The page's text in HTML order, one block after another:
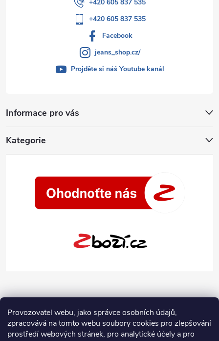
Provozovatel webu, jako správce osobních údajů,
zpracovává na tomto webu soubory cookies pro zlepšování
prostředí webových stránek, pro analytické účely a pro
Informace pro vás
Kategorie
+420 605 837 535
+420 605 837 535
Facebook
jeans_shop.cz/
Projděte si náš Youtube kanál